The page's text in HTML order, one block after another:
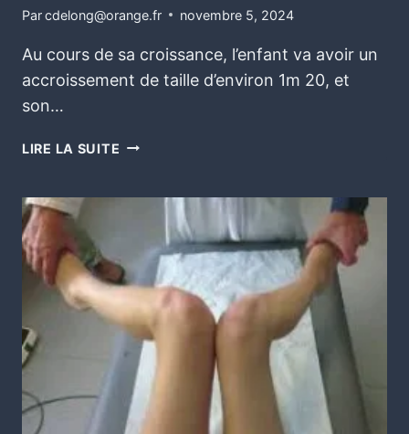
Parcdelong@orange.fr novembre 5, 2024
Au cours de sa croissance, l’enfant va avoir un
accroissement de taille d’environ 1m 20, et
son…
LIRE LA SUITE